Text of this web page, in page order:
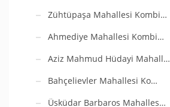
Zühtüpaşa Mahallesi Kombi…
Ahmediye Mahallesi Kombi…
Aziz Mahmud Hüdayi Mahall…
Bahçelievler Mahallesi Ko…
Üsküdar Barbaros Mahalles…